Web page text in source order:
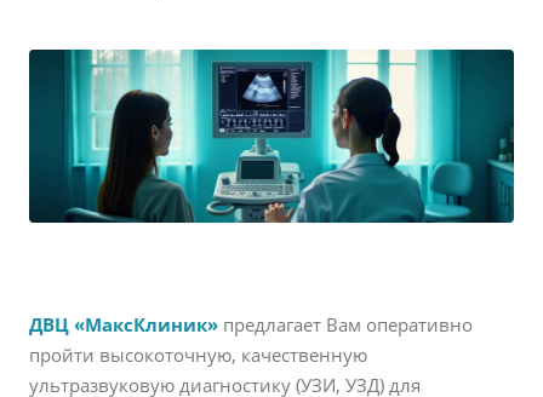
ДВЦ «МаксКлиник» предлагает Вам оперативно
пройти высокоточную, качественную
ультразвуковую диагностику (УЗИ, УЗД) для